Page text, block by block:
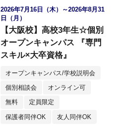
2026年7月16日（木）～2026年8月31
日（月）
【大阪校】高校3年生☆個別
オープンキャンパス 『専門
スキル×大卒資格』
オープンキャンパス/学校説明会
個別相談会 オンライン可
無料 定員限定
保護者同伴OK 友人同伴OK